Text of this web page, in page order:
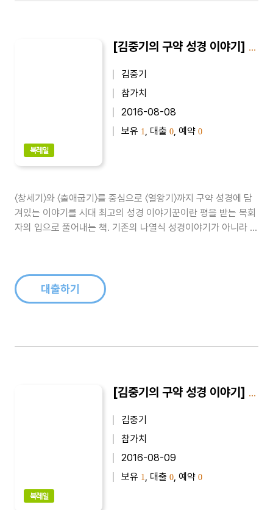
북레일
[김중기의 구약 성경 이야기] 김중기의 구약 성경 이야기 1
김중기
참가치
2016-08-08
보유 1 , 대출 0 , 예약 0
〈창세기〉와 〈출애굽기〉를 중심으로 〈열왕기〉까지 구약 성경에 담
겨있는 이야기를 시대 최고의 성경 이야기꾼이란 평을 받는 목회
자의 입으로 풀어내는 책. 기존의 나열식 성경이야기가 아니라 목
대출하기
북레일
[김중기의 구약 성경 이야기] 김중기의 구약 성경 이야기 2
김중기
참가치
2016-08-09
보유 1 , 대출 0 , 예약 0